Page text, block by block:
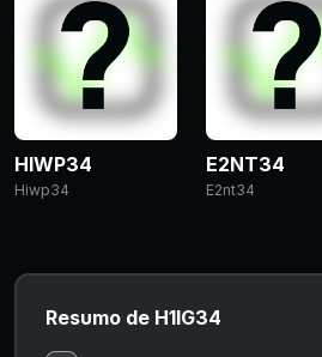
HIWP34
Hiwp34
E2NT34
E2nt34
Resumo de H1IG34